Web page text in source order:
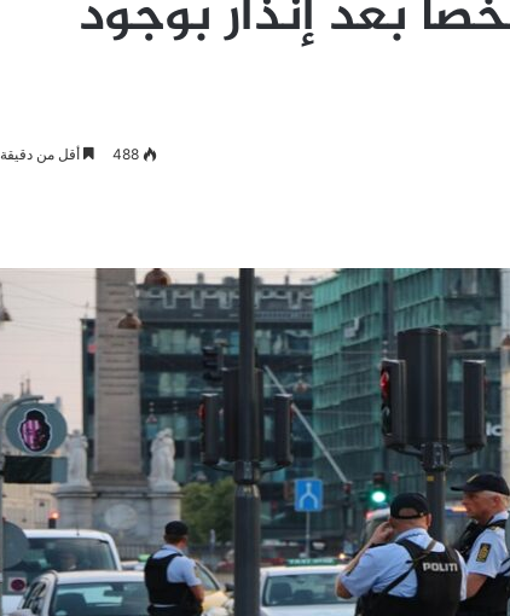
بعد إنذار بوجود
488 أقل من دقيقة